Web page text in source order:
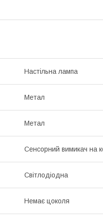
Настільна лампа
Метал
Метал
Сенсорний вимикач на
Світлодіодна
Немає цоколя